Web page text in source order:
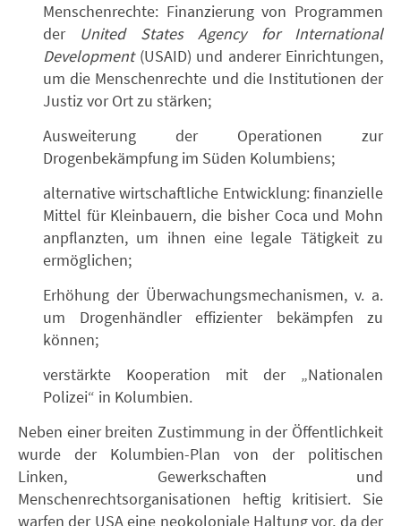
Menschenrechte: Finanzierung von Programmen
der United States Agency for International
Development(USAID) und anderer Einrichtungen,
um die Menschenrechte und die Institutionen der
Justiz vor Ort zu stärken;
Ausweiterung der Operationen zur
Drogenbekämpfung im Süden Kolumbiens;
alternative wirtschaftliche Entwicklung: finanzielle
Mittel für Kleinbauern, die bisher Coca und Mohn
anpflanzten, um ihnen eine legale Tätigkeit zu
ermöglichen;
Erhöhung der Überwachungsmechanismen, v. a.
um Drogenhändler effizienter bekämpfen zu
können;
verstärkte Kooperation mit der „Nationalen
Polizei“ in Kolumbien.
Neben einer breiten Zustimmung in der Öffentlichkeit
wurde der Kolumbien-Plan von der politischen
Linken, Gewerkschaften und
Menschenrechtsorganisationen heftig kritisiert. Sie
warfen der USA eine neokoloniale Haltung vor, da der